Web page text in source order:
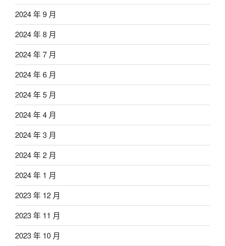
2024 年 9 月
2024 年 8 月
2024 年 7 月
2024 年 6 月
2024 年 5 月
2024 年 4 月
2024 年 3 月
2024 年 2 月
2024 年 1 月
2023 年 12 月
2023 年 11 月
2023 年 10 月